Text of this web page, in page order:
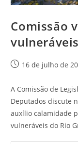
Comissão
16 de julho de
A Comissão de
Deputados discute
auxílio calamidade
vulneráveis do Rio